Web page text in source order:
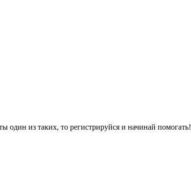
из таких, то регистрируйся и начинай помогать!